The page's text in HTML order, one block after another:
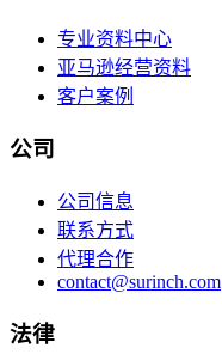
专业资料中心
亚马逊经营资料
客户案例
公司
公司信息
联系方式
代理合作
contact@surinch.com
法律